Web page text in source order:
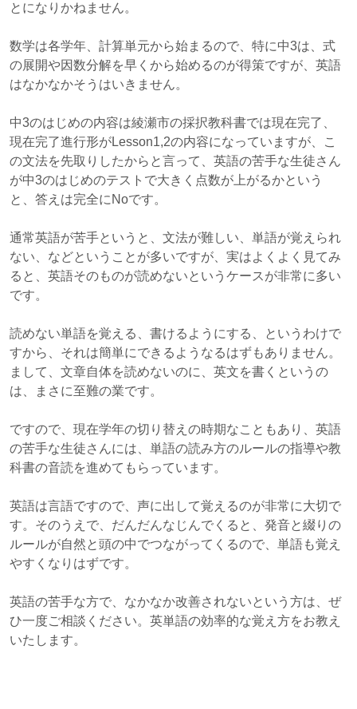
とになりかねません。
数学は各学年、計算単元から始まるので、特に中3は、式
の展開や因数分解を早くから始めるのが得策ですが、英語
はなかなかそうはいきません。
中3のはじめの内容は綾瀬市の採択教科書では現在完了、
現在完了進行形がLesson1,2の内容になっていますが、こ
の文法を先取りしたからと言って、英語の苦手な生徒さん
が中3のはじめのテストで大きく点数が上がるかという
と、答えは完全にNoです。
通常英語が苦手というと、文法が難しい、単語が覚えられ
ない、などということが多いですが、実はよくよく見てみ
ると、英語そのものが読めないというケースが非常に多い
です。
読めない単語を覚える、書けるようにする、というわけで
すから、それは簡単にできるようなるはずもありません。
まして、文章自体を読めないのに、英文を書くというの
は、まさに至難の業です。
ですので、現在学年の切り替えの時期なこともあり、英語
の苦手な生徒さんには、単語の読み方のルールの指導や教
科書の音読を進めてもらっています。
英語は言語ですので、声に出して覚えるのが非常に大切で
す。そのうえで、だんだんなじんでくると、発音と綴りの
ルールが自然と頭の中でつながってくるので、単語も覚え
やすくなりはずです。
英語の苦手な方で、なかなか改善されないという方は、ぜ
ひ一度ご相談ください。英単語の効率的な覚え方をお教え
いたします。